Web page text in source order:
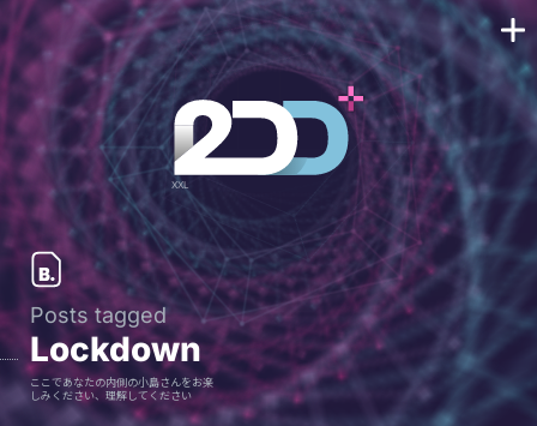
Posts tagged
Lockdown
ここであなたの内側の小島さんをお楽
しみください、理解してください